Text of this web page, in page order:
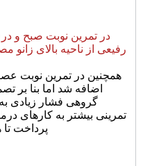
رفیعی از ناحیه بالای زانو
همچنین در تمرین نوبت
اضافه شد اما بنا بر
گروهی فشار زیادی به
تمرینی بیشتر به کارهای
پرداخت